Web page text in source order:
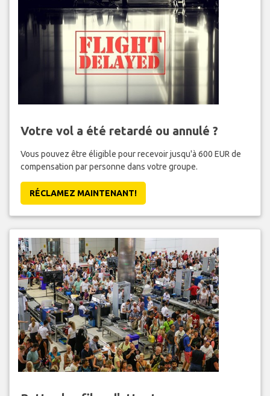
Votre vol a été retardé ou annulé ?
Vous pouvez être éligible pour recevoir jusqu'à 600 EUR de
compensation par personne dans votre groupe.
RÉCLAMEZ MAINTENANT!